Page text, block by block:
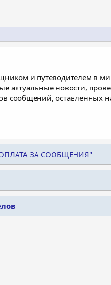
и путеводителем в
новости,
сообщений, оставленных
"ОПЛАТА ЗА СООБЩЕНИЯ"